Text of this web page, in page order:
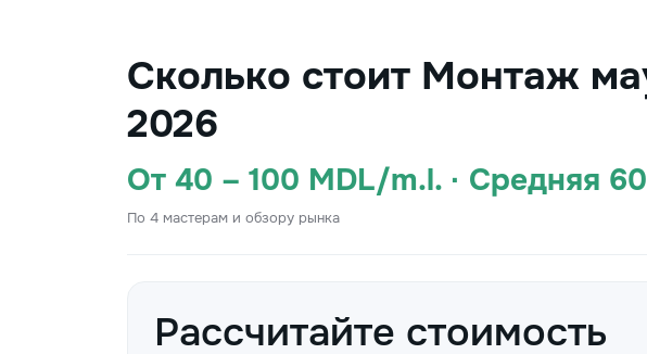
Сколько стоит Монтаж
2026
От 40 – 100 MDL/m.l. · Средняя
По 4 мастерам и обзору рынка
Рассчитайте стоимость